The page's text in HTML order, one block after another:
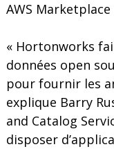
AWS
« Hortonworks
données open
pour fournir les
explique Barry
and Catalog
disposer